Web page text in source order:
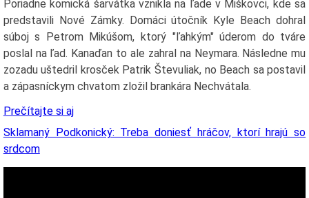
Poriadne komická šarvátka vznikla na ľade v Miškovci, kde sa
predstavili Nové Zámky. Domáci útočník Kyle Beach dohral
súboj s Petrom Mikúšom, ktorý "ľahkým" úderom do tváre
poslal na ľad. Kanaďan to ale zahral na Neymara. Následne mu
zozadu uštedril krosček Patrik Števuliak, no Beach sa postavil
a zápasníckym chvatom zložil brankára Nechvátala.
Prečítajte si aj
Sklamaný Podkonický: Treba doniesť hráčov, ktorí hrajú so
srdcom